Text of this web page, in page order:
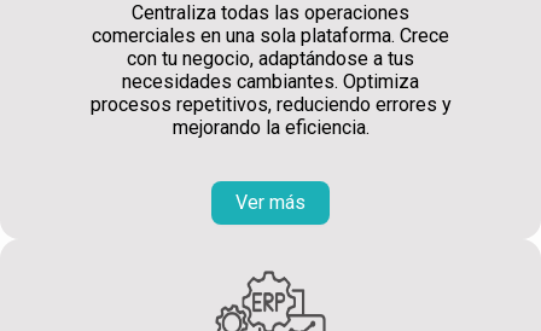
Centraliza todas las operaciones
comerciales en una sola plataforma. Crece
con tu negocio, adaptándose a tus
necesidades cambiantes. Optimiza
procesos repetitivos, reduciendo errores y
mejorando la eficiencia.
Ver más